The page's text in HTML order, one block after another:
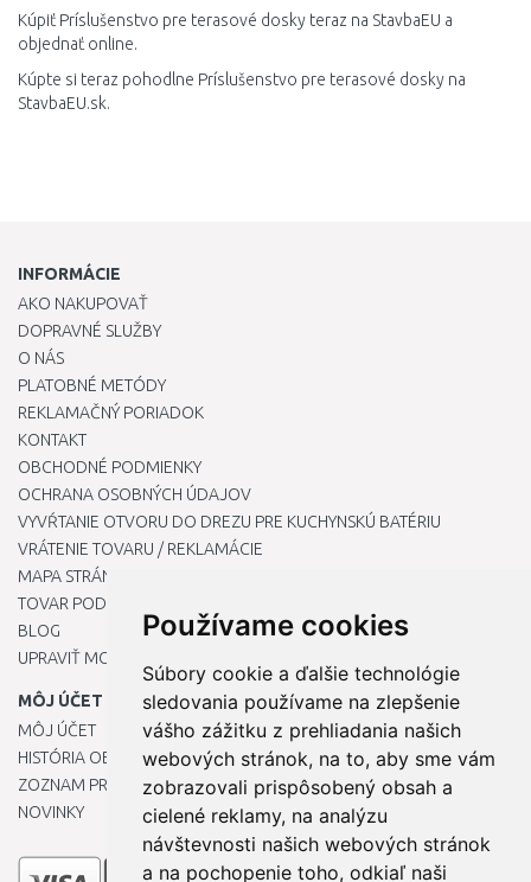
Používame cookies
Súbory cookie a ďalšie technológie
sledovania používame na zlepšenie
vášho zážitku z prehliadania našich
webových stránok, na to, aby sme vám
zobrazovali prispôsobený obsah a
cielené reklamy, na analýzu
návštevnosti našich webových stránok
a na pochopenie toho, odkiaľ naši
Kúpiť Príslušenstvo pre terasové dosky teraz na StavbaEU a
objednať online.
Kúpte si teraz pohodlne Príslušenstvo pre terasové dosky na
StavbaEU.sk.
INFORMÁCIE
AKO NAKUPOVAŤ
DOPRAVNÉ SLUŽBY
O NÁS
PLATOBNÉ METÓDY
REKLAMAČNÝ PORIADOK
KONTAKT
OBCHODNÉ PODMIENKY
OCHRANA OSOBNÝCH ÚDAJOV
VYVŔTANIE OTVORU DO DREZU PRE KUCHYNSKÚ BATÉRIU
VRÁTENIE TOVARU / REKLAMÁCIE
MAPA STRÁNOK
TOVAR PODĽA ZNAČIEK
BLOG
UPRAVIŤ MOJE PREDVOĽBY COOKIES
MÔJ ÚČET
MÔJ ÚČET
HISTÓRIA OBJEDNÁVOK
ZOZNAM PRIANÍ
NOVINKY